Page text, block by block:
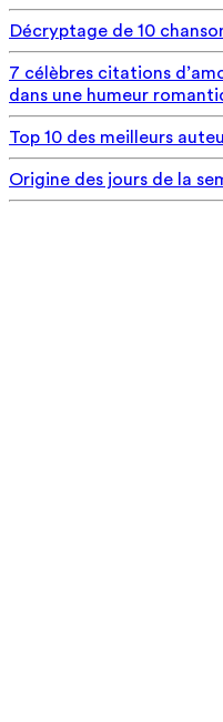
Décryptage de 10
7 célèbres citations
dans une humeur
Top 10 des meilleurs
Origine des jours de la